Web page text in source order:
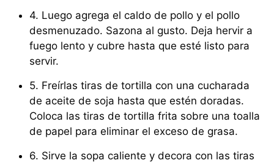
4. Luego agrega el caldo de pollo y el pollo
desmenuzado. Sazona al gusto. Deja hervir a
fuego lento y cubre hasta que esté listo para
servir.
5. Freírlas tiras de tortilla con una cucharada
de aceite de soja hasta que estén doradas.
Coloca las tiras de tortilla frita sobre una toalla
de papel para eliminar el exceso de grasa.
6. Sirve la sopa caliente y decora con las tiras